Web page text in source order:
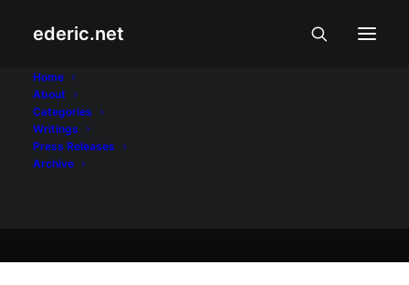
ederic.net
Home
About
Categories
Writings
Press Releases
Archive
Bakit si Noynoy?